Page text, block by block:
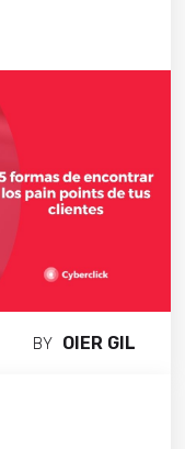
BY OIER GIL